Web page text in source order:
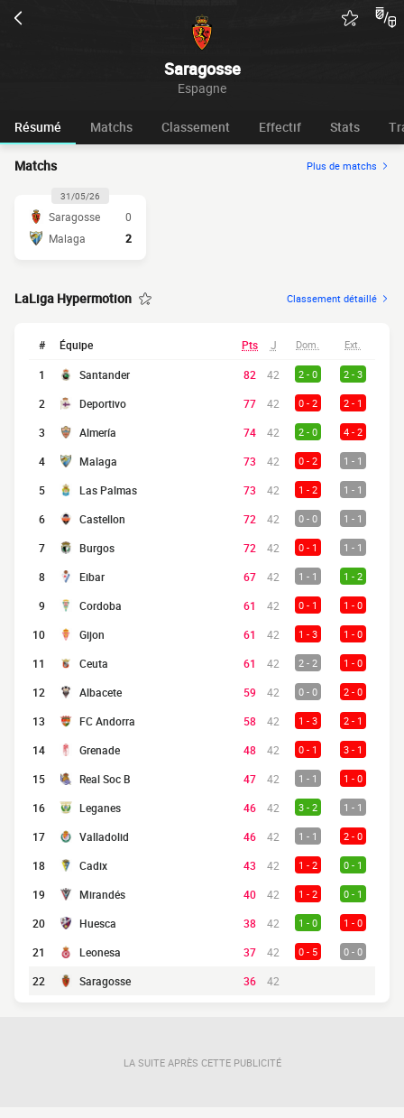
Saragosse
Espagne
Résumé Matchs Classement Effectif Stats
Matchs Plus de matchs
31/05/26
Saragosse
0
Malaga
2
LaLiga Hypermotion Classement détaillé
# Équipe Pts J Dom. Ext.
1 Santander 82 42 2 - 0 2 - 3
2 Deportivo 77 42 0 - 2 2 - 1
3 Almería 74 42 2 - 0 4 - 2
4 Malaga 73 42 0 - 2 1 - 1
5 Las Palmas 73 42 1 - 2 1 - 1
6 Castellon 72 42 0 - 0 1 - 1
7 Burgos 72 42 0 - 1 1 - 1
8 Eibar 67 42 1 - 1 1 - 2
9 Cordoba 61 42 0 - 1 1 - 0
10 Gijon 61 42 1 - 3 1 - 0
11 Ceuta 61 42 2 - 2 1 - 0
12 Albacete 59 42 0 - 0 2 - 0
13 FC Andorra 58 42 1 - 3 2 - 1
14 Grenade 48 42 0 - 1 3 - 1
15 Real Soc B 47 42 1 - 1 1 - 0
16 Leganes 46 42 3 - 2 1 - 1
17 Valladolid 46 42 1 - 1 2 - 0
18 Cadix 43 42 1 - 2 0 - 1
19 Mirandés 40 42 1 - 2 0 - 1
20 Huesca 38 42 1 - 0 1 - 0
21 Leonesa 37 42 0 - 5 0 - 0
22 Saragosse 36 42
LA SUITE APRÈS CETTE PUBLICITÉ